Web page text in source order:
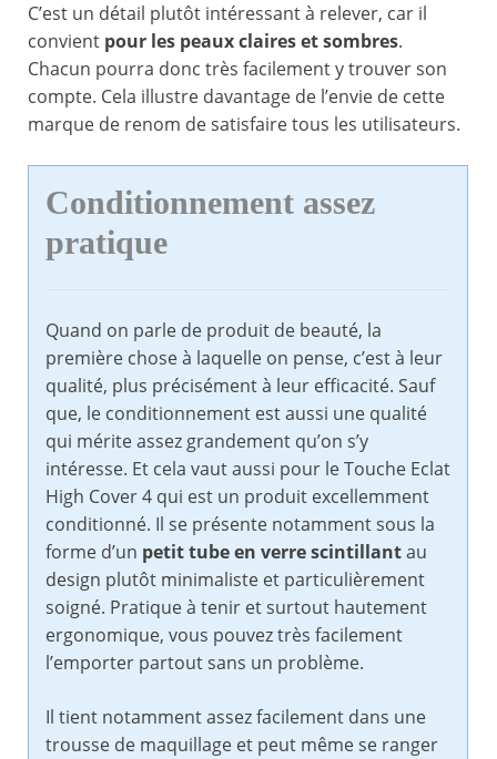
C’est un détail plutôt intéressant à relever, car il
convient pour les peaux claires et sombres.
Chacun pourra donc très facilement y trouver son
compte. Cela illustre davantage de l’envie de cette
marque de renom de satisfaire tous les utilisateurs.
Conditionnement assez
pratique
Quand on parle de produit de beauté, la
première chose à laquelle on pense, c’est à leur
qualité, plus précisément à leur efficacité. Sauf
que, le conditionnement est aussi une qualité
qui mérite assez grandement qu’on s’y
intéresse. Et cela vaut aussi pour le Touche Eclat
High Cover 4 qui est un produit excellemment
conditionné. Il se présente notamment sous la
forme d’un petit tube en verre scintillantau
design plutôt minimaliste et particulièrement
soigné. Pratique à tenir et surtout hautement
ergonomique, vous pouvez très facilement
l’emporter partout sans un problème.
Il tient notamment assez facilement dans une
trousse de maquillage et peut même se ranger